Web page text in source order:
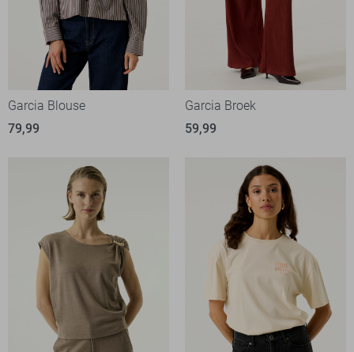
Garcia Blouse
79,99
Garcia Broek
59,99